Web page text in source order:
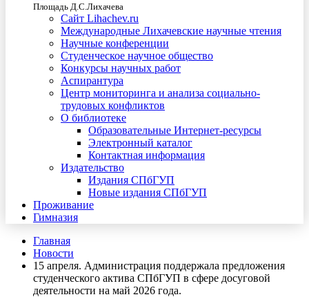
Площадь Д.С.Лихачева
Сайт Lihachev.ru
Международные Лихачевские научные чтения
Научные конференции
Студенческое научное общество
Конкурсы научных работ
Аспирантура
Центр мониторинга и анализа социально-
трудовых конфликтов
О библиотеке
Образовательные Интернет-ресурсы
Электронный каталог
Контактная информация
Издательство
Издания СПбГУП
Новые издания СПбГУП
Проживание
Гимназия
Главная
Новости
15 апреля. Администрация поддержала предложения
студенческого актива СПбГУП в сфере досуговой
деятельности на май 2026 года.